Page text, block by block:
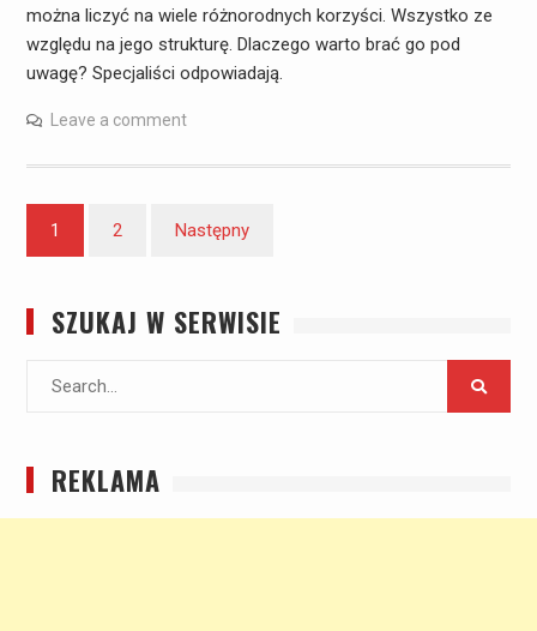
można liczyć na wiele różnorodnych korzyści. Wszystko ze
względu na jego strukturę. Dlaczego warto brać go pod
uwagę? Specjaliści odpowiadają.
Leave a comment
Stronicowanie
wpisów
1 2 Następny
SZUKAJ W SERWISIE
REKLAMA